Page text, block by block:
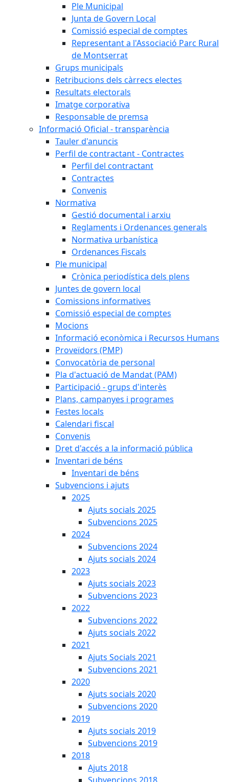
Ple Municipal
Junta de Govern Local
Comissió especial de comptes
Representant a l'Associació Parc Rural
de Montserrat
Grups municipals
Retribucions dels càrrecs electes
Resultats electorals
Imatge corporativa
Responsable de premsa
Informació Oficial - transparència
Tauler d'anuncis
Perfil de contractant - Contractes
Perfil del contractant
Contractes
Convenis
Normativa
Gestió documental i arxiu
Reglaments i Ordenances generals
Normativa urbanística
Ordenances Fiscals
Ple municipal
Crònica periodística dels plens
Juntes de govern local
Comissions informatives
Comissió especial de comptes
Mocions
Informació econòmica i Recursos Humans
Proveïdors (PMP)
Convocatòria de personal
Pla d'actuació de Mandat (PAM)
Participació - grups d'interès
Plans, campanyes i programes
Festes locals
Calendari fiscal
Convenis
Dret d'accés a la informació pública
Inventari de béns
Inventari de béns
Subvencions i ajuts
2025
Ajuts socials 2025
Subvencions 2025
2024
Subvencions 2024
Ajuts socials 2024
2023
Ajuts socials 2023
Subvencions 2023
2022
Subvencions 2022
Ajuts socials 2022
2021
Ajuts Socials 2021
Subvencions 2021
2020
Ajuts socials 2020
Subvencions 2020
2019
Ajuts socials 2019
Subvencions 2019
2018
Ajuts 2018